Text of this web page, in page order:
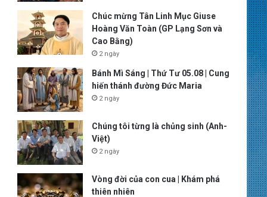
Chúc mừng Tân Linh Mục Giuse
Hoàng Văn Toàn (GP Lạng Sơn và
Cao Bằng)
2 ngày
Bánh Mì Sáng | Thứ Tư 05.08 | Cung
hiến thánh đường Đức Maria
2 ngày
Chúng tôi từng là chủng sinh (Anh-
Việt)
2 ngày
Vòng đời của con cua | Khám phá
thiên nhiên